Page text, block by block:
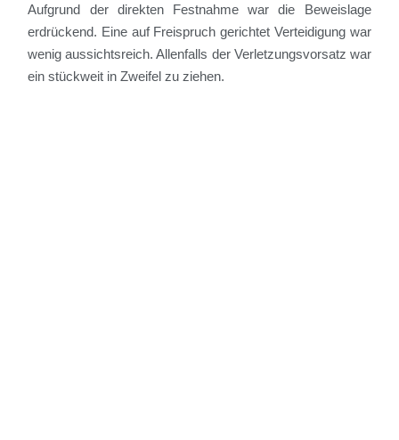
Aufgrund der direkten Festnahme war die Beweislage
erdrückend. Eine auf Freispruch gerichtet Verteidigung war
wenig aussichtsreich. Allenfalls der Verletzungsvorsatz war
ein stückweit in Zweifel zu ziehen.